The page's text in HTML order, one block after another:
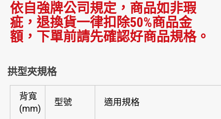
依自強牌公司規定，商品如非瑕
疵，退換貨一律扣除50%商品金
額，下單前請先確認好商品規格。
拱型夾規格
背寬
(mm)
型號 適用規格